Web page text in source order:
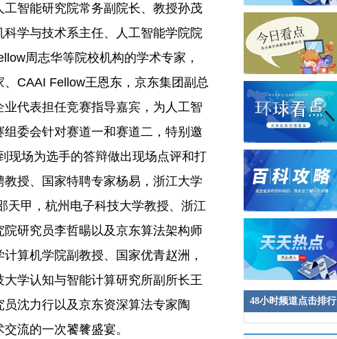
智能研究院常务副院长、教授孙茂
学与技术系主任、人工智能学院院
周志华等院校机构的学术专家，
CAAI Fellow王恩东，京东集团副总
代表担任竞赛指导嘉宾，为人工智
委会针对赛道一和赛道二，特别邀
现场为选手的答辩做出现场点评和打
授、国家特聘专家杨易，浙江大学
天甲，杭州电子科技大学教授、浙江
研究员李哲暘以及京东算法架构师
算机学院副教授、国家优青赵洲，
学认知与智能计算研究所副所长王
沈力行以及京东资深算法专家陶
流的一次饕餮盛宴。
48小时频道点击排行